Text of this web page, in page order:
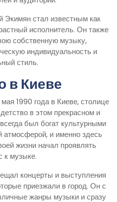
Экимян стал известным как
исполнитель. Он также
собственную музыку,
индивидуальность и
стиль.
в Киеве
1990 года в Киеве, столице
в этом прекрасном и
был богат культурными
и именно здесь
жизни начал проявлять
к музыке.
концерты и выступления
приезжали в город. Он с
жанры музыки и сразу